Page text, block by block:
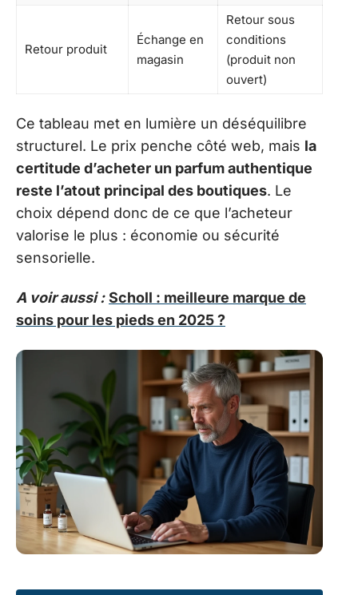
Retour produit
Échange en
magasin
Retour sous
conditions
(produit non
ouvert)
Ce tableau met en lumière un déséquilibre
structurel. Le prix penche côté web, mais la
certitude d’acheter un parfum authentique
reste l’atout principal des boutiques. Le
choix dépend donc de ce que l’acheteur
valorise le plus : économie ou sécurité
sensorielle.
A voir aussi : Scholl : meilleure marque de
soins pour les pieds en 2025 ?